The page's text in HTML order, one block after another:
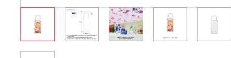
トラベル・レジャー